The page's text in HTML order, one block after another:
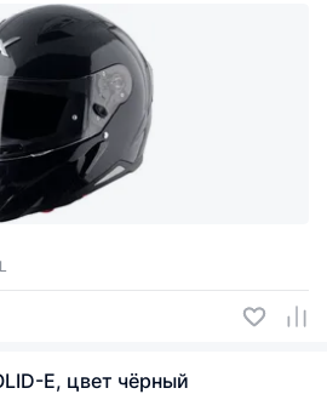
E, цвет чёрный